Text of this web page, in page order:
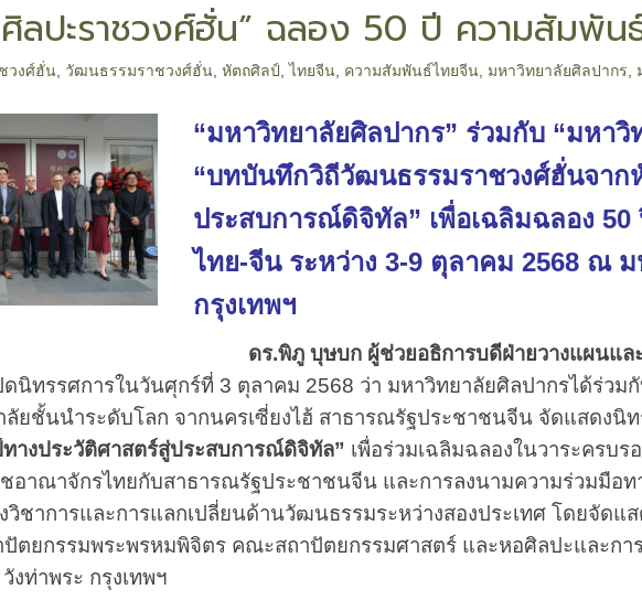
ลปะราชวงศ์ฮั่น” ฉลอง 50 ปี ความสัมพัน
วงศ์ฮั่น วัฒนธรรมราชวงศ์ฮั่น ,หัตถศิลป์ ,ไทยจีน ความสัมพันธ์ไทยจีน มหาวิทยาลัยศิลปากร
“มหาวิทยาลัยศิลปากร” ร่วมกับ “มหา
“บทบันทึกวิถีวัฒนธรรมราชวงศ์ฮั่นจาก
ประสบการณ์ดิจิทัล” เพื่อเฉลิมฉลอง
ไทย-จีน ระหว่าง 3-9 ตุลาคม 2568 ณ
กรุงเทพฯ
ดร.พิภู บุษบก ผู้ช่วยอธิการบดีฝ่ายวางแผนและ
ดนิทรรศการในวันศุกร์ที่ 3 ตุลาคม 2568 ว่า มหาวิทยาลัยศิลปากรได้ร่ว
ลัยชั้นนำระดับโลก จากนครเซี่ยงไฮ้ สาธารณรัฐประชาชนจีน จัดแสดงนิท
างประวัติศาสตร์สู่ประสบการณ์ดิจิทัล” เพื่อร่วมเฉลิมฉลองในวาระครบ
ชอาณาจักรไทยกับสาธารณรัฐประชาชนจีน และการลงนามความร่วมมือท
วิชาการและการแลกเปลี่ยนด้านวัฒนธรรมระหว่างสองประเทศ โดยจัดแ
ตยกรรมพระพรหมพิจิตร คณะสถาปัตยกรรมศาสตร์ และหอศิลปะและ
งท่าพระ กรุงเทพฯ